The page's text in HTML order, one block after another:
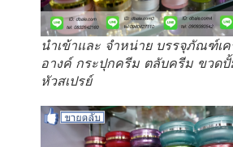
นำเข้าและ จำหน่าย บรรจุภัณฑ์เค
อางค์ กระปุกครีม ตลับครีม ขวด
หัวสเปรย์